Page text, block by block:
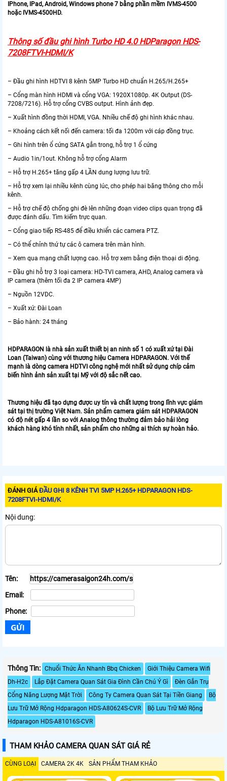
IPhone, IPad, Android, Windows phone 7 bằng phần mềm IVMS-4500
hoặc IVMS-4500HD.
Thông số đầu ghi hình Turbo HD 4.0 HDParagon HDS-
7208FTVI-HDMI/K
– Đầu ghi hình HDTVI 8 kênh 5MP Turbo HD chuẩn H.265/H.265+
– Cổng màn hình HDMI và cổng VGA: 1920X1080p. 4K Output (DS-
7208/7216). Hỗ trợ cổng CVBS output. Hình ảnh đẹp.
– Xuất hình đồng thời HDMI, VGA. Nhiều chế độ ghi hình khác nhau.
– Khoảng cách kết nối đến camera: tối đa 1200m với cáp đồng trục.
– Ghi hình trên ổ cứng SATA gắn trong, hỗ trợ 1 ổ cứng
– Audio 1in/1out. Không hỗ trợ cổng Alarm
– Hỗ trợ H.265+ tăng gấp 4 LẦN dung lượng lưu trữ.
– Hỗ trợ xem lại nhiều kênh cùng lúc, cho phép hai băng thông cho mỗi
kênh.
– Hỗ trợ chế độ chống ghi đè lên những đoạn video clips quan trọng đã
được đánh dấu. Tìm kiếm trực quan.
– Cổng giao tiếp RS-485 để điều khiển các camera PTZ.
– Có thể chỉnh thứ tự các ô camera trên màn hình.
– Xem qua mạng chất lượng cao. Hỗ trợ xem bằng điện thoại di động.
– Đầu ghi hỗ trợ 3 loại camera: HD-TVI camera, AHD, Analog camera và
IP camera (thêm tối đa 2 IP camera 4MP)
– Nguồn 12VDC.
– Xuất xứ: Đài Loan
– Bảo hành: 24 tháng
HDPARAGON là nhà sản xuất thiết bị an ninh số 1 có xuất xứ tại Đài
Loan (Taiwan) cùng với thương hiệu Camera HDPARAGON. Với thế
mạnh là dòng camera HDTVI công nghệ mới nhất sử dụng chíp cảm
biến hình ảnh sản xuất tại Mỹ với độ sắc nết cao.
​Thương hiệu đã tạo dựng được uy tín và chất lượng trong lĩnh vực giám
sát tại thị trường Việt Nam. Sản phẩm camera giám sát HDPARAGON
có độ nét gấp 4 lần so với Analog thông thường đảm bảo hải lòng
khách hàng khó tính nhất, sản phẩm cho những ai thích sự hoàn hảo.
ĐÁNH GIÁĐẦU GHI 8 KÊNH TVI 5MP H.265+ HDPARAGON HDS-
7208FTVI-HDMI/K
Nội dung:
Tên:
Email:
Phone:
Thông Tin: Chuổi Thức Ăn Nhanh Bbq Chicken
Giới Thiệu Camera Wifi
Dh-H2c
Lắp Đặt Camera Quan Sát Gia Đình Cần Chú Ý Gì
Đèn Gắn Trụ
Cổng Năng Lượng Mặt Trời
Công Ty Camera Quan Sát Tại Tiền Giang
Bộ
Lưu Trữ Mở Rộng Hdparagon HDS-A80624S-CVR
Bộ Lưu Trữ Mở Rộng
Hdparagon HDS-A81016S-CVR
THAM KHẢO CAMERA QUAN SÁT GIÁ RẺ
CÙNG LOẠI CAMERA 2K 4K SẢN PHẨM THAM KHẢO